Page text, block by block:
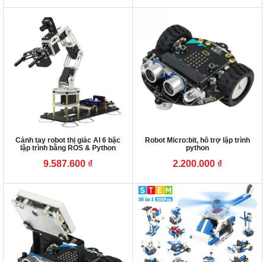
Cánh tay robot thị giác AI 6 bậc
lập trình bằng ROS & Python
9.587.600 ₫
Robot Micro:bit, hỗ trợ lập trình
python
2.200.000 ₫